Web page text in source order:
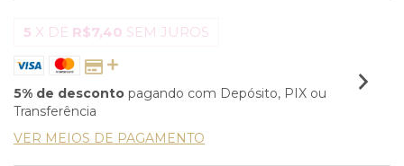
5 X DE R$7,40 SEM JUROS
5% de desconto pagando com Depósito, PIX ou
Transferência
VER MEIOS DE PAGAMENTO